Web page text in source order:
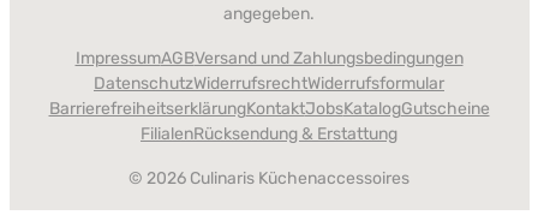
angegeben.
© 2026 Culinaris Küchenaccessoires
ImpressumAGBVersand und Zahlungsbedingungen
DatenschutzWiderrufsrechtWiderrufsformular
BarrierefreiheitserklärungKontaktJobsKatalogGutscheine
FilialenRücksendung & Erstattung